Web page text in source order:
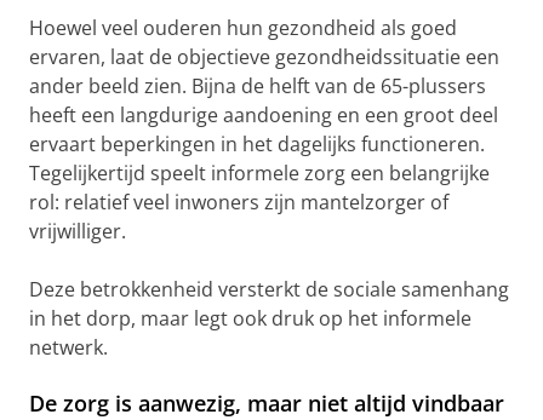
Hoewel veel ouderen hun gezondheid als goed
ervaren, laat de objectieve gezondheidssituatie een
ander beeld zien. Bijna de helft van de 65-plussers
heeft een langdurige aandoening en een groot deel
ervaart beperkingen in het dagelijks functioneren.
Tegelijkertijd speelt informele zorg een belangrijke
rol: relatief veel inwoners zijn mantelzorger of
vrijwilliger.
Deze betrokkenheid versterkt de sociale samenhang
in het dorp, maar legt ook druk op het informele
netwerk.
De zorg is aanwezig, maar niet altijd vindbaar